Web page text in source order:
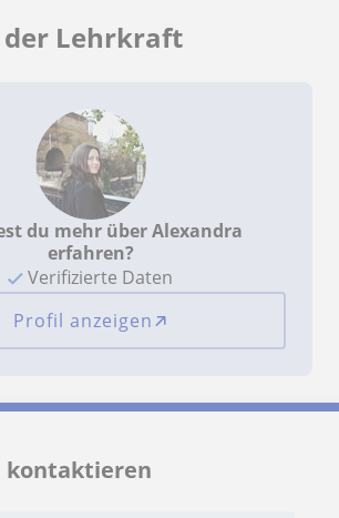
der Lehrkraft
du mehr über Alexandra
erfahren?
Verifizierte Daten
Profil anzeigen
kontaktieren